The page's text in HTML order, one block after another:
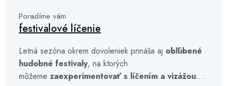
Poradíme vám
festivalové líčenie
Letná sezóna okrem dovoleniek prináša aj obľúbené
hudobné festivaly, na ktorých
môžeme zaexperimentovať s líčením a vizážou....